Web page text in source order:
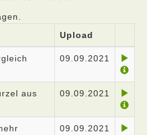
Upload
09.09.2021
aus
09.09.2021
09.09.2021